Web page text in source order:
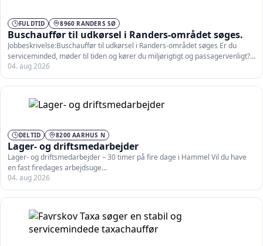
FULDTID 8960 RANDERS SØ
Buschauffør til udkørsel i Randers-området søges.
Jobbeskrivelse:Buschauffør til udkørsel i Randers-området søges Er du
serviceminded, møder til tiden og kører du miljørigtigt og passagervenligt?–
…
04. aug 2026
DELTID 8200 AARHUS N
Lager- og driftsmedarbejder
Lager- og driftsmedarbejder – 30 timer på fire dage i Hammel Vil du have
en fast firedages arbejdsuge…
04. aug 2026